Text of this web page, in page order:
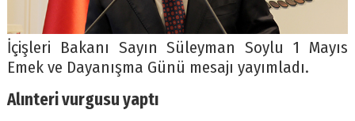
İçişleri Bakanı Sayın Süleyman Soylu 1 Mayıs
Emek ve Dayanışma Günü mesajı yayımladı.
Alınteri vurgusu yaptı